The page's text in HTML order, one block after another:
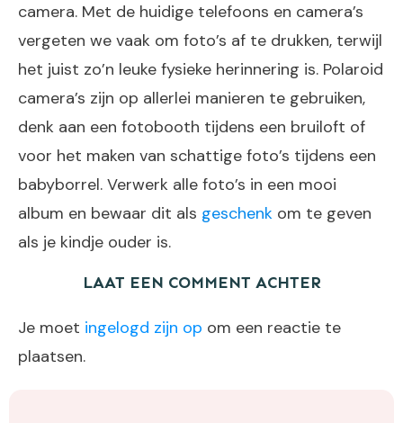
camera. Met de huidige telefoons en camera’s
vergeten we vaak om foto’s af te drukken, terwijl
het juist zo’n leuke fysieke herinnering is. Polaroid
camera’s zijn op allerlei manieren te gebruiken,
denk aan een fotobooth tijdens een bruiloft of
voor het maken van schattige foto’s tijdens een
babyborrel. Verwerk alle foto’s in een mooi
album en bewaar dit als geschenk om te geven
als je kindje ouder is.
LAAT EEN COMMENT ACHTER
Je moet ingelogd zijn op om een reactie te
plaatsen.